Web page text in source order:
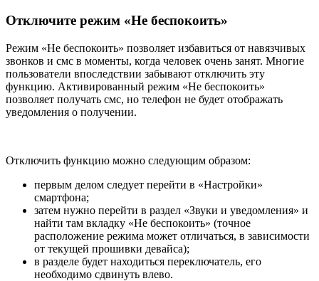
Отключите режим «Не беспокоить»
Режим «Не беспокоить» позволяет избавиться от навязчивых
звонков и смс в моменты, когда человек очень занят. Многие
пользователи впоследствии забывают отключить эту
функцию. Активированный режим «Не беспокоить»
позволяет получать смс, но телефон не будет отображать
уведомления о получении.
Отключить функцию можно следующим образом:
первым делом следует перейти в «Настройки»
смартфона;
затем нужно перейти в раздел «Звуки и уведомления» и
найти там вкладку «Не беспокоить» (точное
расположение режима может отличаться, в зависимости
от текущей прошивки девайса);
в разделе будет находиться переключатель, его
необходимо сдвинуть влево.